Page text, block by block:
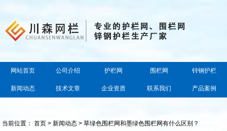
网站首页 公司介绍 护栏网 围栏网 锌钢护栏
新闻动态 技术文章 企业资质 联系我们 产品案例
当前位置：首页 >新闻动态 > 草绿色围栏网和墨绿色围栏网有什么区别？